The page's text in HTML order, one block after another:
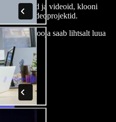
helisid ja videoid, klooni
audio-videoprojektid.
veebis – looja saab lihtsalt luua